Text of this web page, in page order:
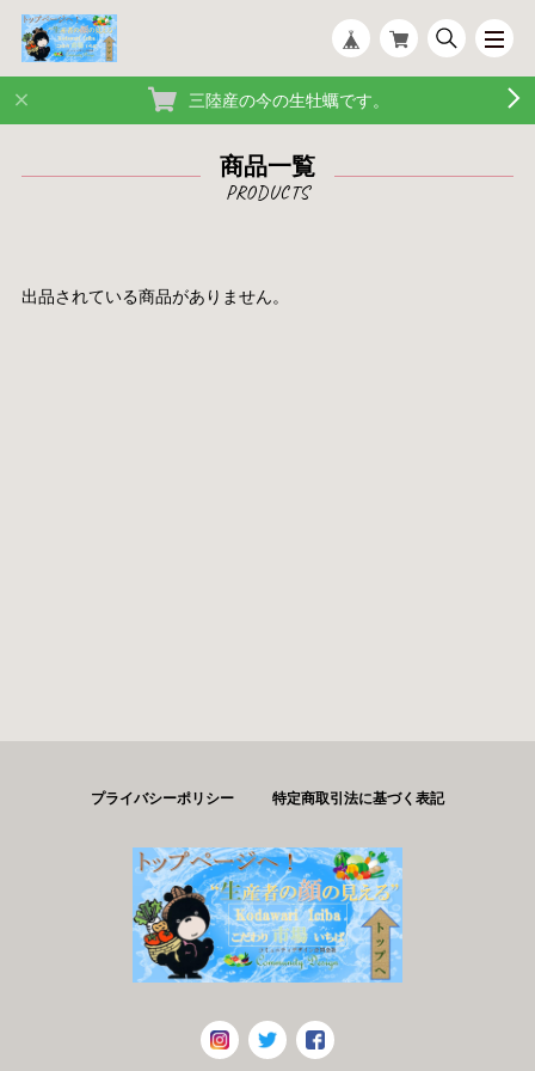
三陸産の今の生牡蠣です。
商品一覧
出品されている商品がありません。
プライバシーポリシー 特定商取引法に基づく表記